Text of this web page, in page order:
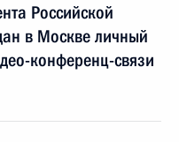
Российской
в Москве личный
конференц-связи